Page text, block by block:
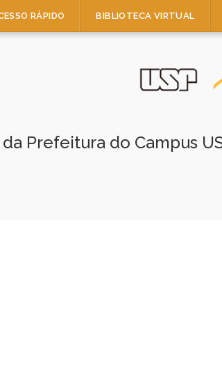
RÁPIDO BIBLIOTECA VIRTUAL
Prefeitura do Campus